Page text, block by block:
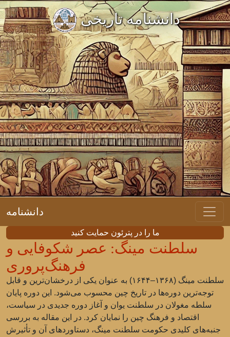
دانشنامه تاریخی
دانشنامه
ما را در پترئون حمایت کنید
سلطنت مینگ: عصر شکوفایی و
فرهنگ‌پروری
سلطنت مینگ (۱۳۶۸–۱۶۴۴) به عنوان یکی از درخشان‌ترین و قابل
توجه‌ترین دوره‌ها در تاریخ چین محسوب می‌شود. این دوره پایان
سلطه مغولان در سلطنت یوان و آغاز دوره جدیدی در سیاست،
اقتصاد و فرهنگ چین را نمایان کرد. در این مقاله به بررسی
جنبه‌های کلیدی حکومت سلطنت مینگ، دستاوردهای آن و تأثیرش